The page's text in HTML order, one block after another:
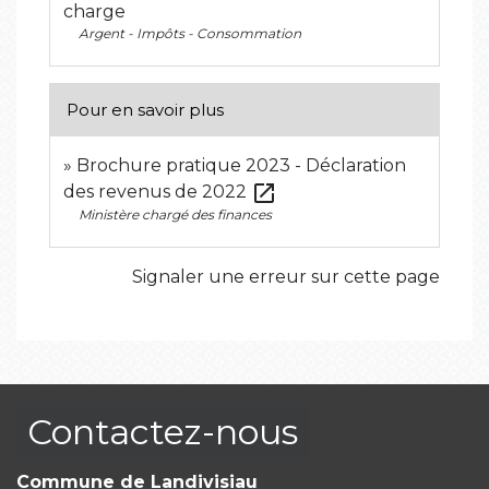
charge
Argent - Impôts - Consommation
Pour en savoir plus
Brochure pratique 2023 - Déclaration
des revenus de 2022 open_in_new
Ministère chargé des finances
Signaler une erreur sur cette page
Contactez-nous
Commune de Landivisiau